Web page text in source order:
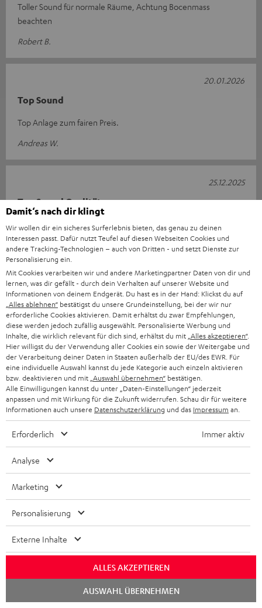
Toller Sound für normale Räume, Achtung Bocenmass
beachten
Robert B.
Top Sound
Top Anlage zum fairen Preis.
Andreas W.
20.01.2026
Top Sound Qualität
Für alle empfehlenswert die eine Anlage für ein Heimkino
suchen und/oder Musik mit höchster Qualität hören wollen.
Henrik H.
25.12.2025
Klasse Sound
Die Anlage funktioniert wunderbar. Der Klang und der Bass sind
genau das was ich mir vorgestellt habe. Ich hatte eine Retoure.
Die Abwicklun
Komplette Bewertung lesen
Stefan F.
24.12.2025
Kinosound im Wohnzimmer
ging kinderleicht, dank der super Beschriebenen
Kurzanleitung. Der Sound k
Komplette Bewertung lesen
Carsten K.
10 / 13 *automatisiert übersetzt durch
MEHR ANZEIGEN
Damit‘s nach dir klingt
Wir wollen dir ein sicheres Surferlebnis bieten, das genau zu deinen
Interessen passt. Dafür nutzt Teufel auf diesen Webseiten Cookies und
andere Tracking-Technologien – auch von Dritten - und setzt Dienste zur
Personalisierung ein.
Mit Cookies verarbeiten wir und andere Marketingpartner Daten von dir und
lernen, was dir gefällt - durch dein Verhalten auf unserer Website und
Informationen von deinem Endgerät. Du hast es in der Hand: Klickst du auf
„Alles ablehnen“ bestätigst du unsere Grundeinstellung, bei der wir nur
erforderliche Cookies aktivieren. Damit erhältst du zwar Empfehlungen,
diese werden jedoch zufällig ausgewählt. Personalisierte Werbung und
Inhalte, die wirklich relevant für dich sind, erhältst du mit „Alles akzeptieren“.
Hier willigst du der Verwendung aller Cookies ein sowie der Weitergabe und
der Verarbeitung deiner Daten in Staaten außerhalb der EU/des EWR. Für
eine individuelle Auswahl kannst du jede Kategorie auch einzeln aktivieren
bzw. deaktivieren und mit „Auswahl übernehmen“ bestätigen.
Alle Einwilligungen kannst du unter „Daten-Einstellungen“ jederzeit
anpassen und mit Wirkung für die Zukunft widerrufen. Schau dir für weitere
Informationen auch unsere Datenschutzerklärung und das Impressum an.
Erforderlich Immer aktiv
Analyse
Marketing
Personalisierung
Externe Inhalte
ALLES AKZEPTIEREN
AUSWAHL ÜBERNEHMEN